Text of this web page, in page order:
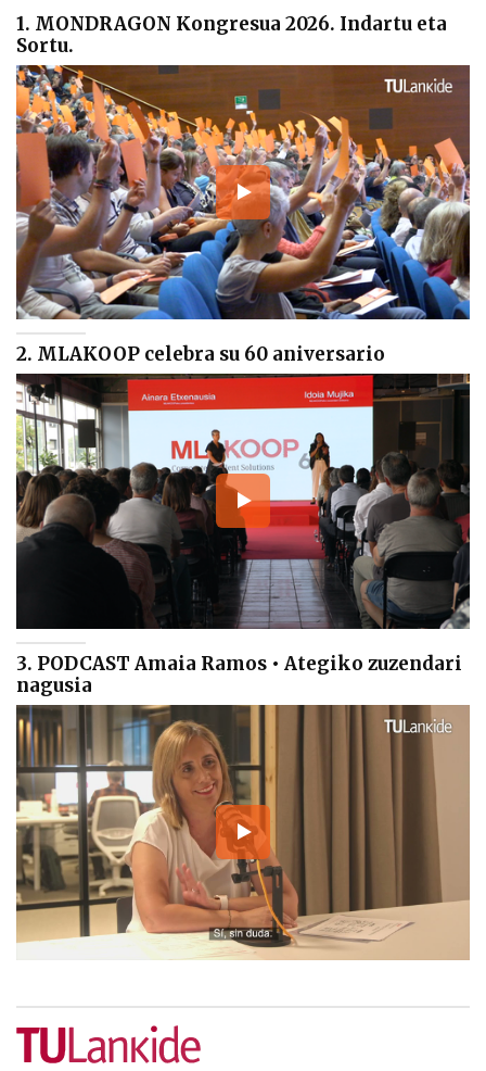
1. MONDRAGON Kongresua 2026. Indartu eta
Sortu.
2. MLAKOOP celebra su 60 aniversario
3. PODCAST Amaia Ramos • Ategiko zuzendari
nagusia